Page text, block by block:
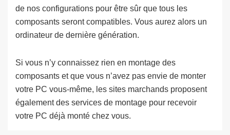
de nos configurations pour être sûr que tous les
composants seront compatibles. Vous aurez alors un
ordinateur de dernière génération.
Si vous n’y connaissez rien en montage des
composants et que vous n’avez pas envie de monter
votre PC vous-même, les sites marchands proposent
également des services de montage pour recevoir
votre PC déjà monté chez vous.